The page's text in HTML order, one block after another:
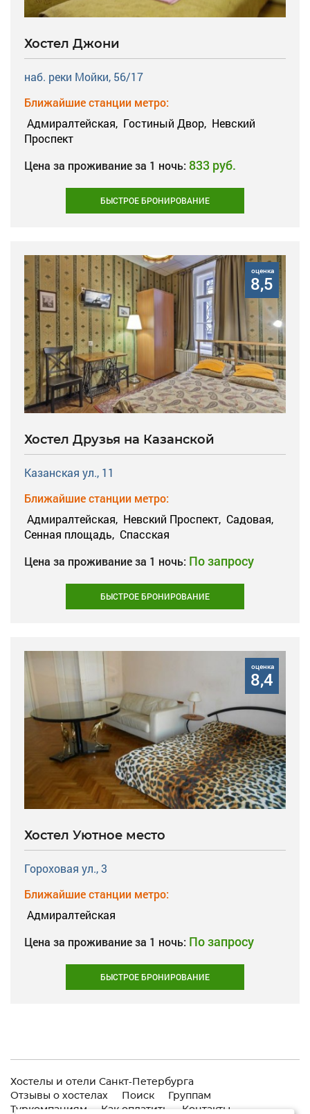
Хостел Джони
наб. реки Мойки, 56/17
Ближайшие станции метро:
Адмиралтейская, Гостиный Двор, Невский
Проспект
Цена за проживание за 1 ночь: 833 руб.
БЫСТРОЕ БРОНИРОВАНИЕ
оценка
8,5
Хостел Друзья на Казанской
Казанская ул., 11
Ближайшие станции метро:
Адмиралтейская, Невский Проспект, Садовая,
Сенная площадь, Спасская
Цена за проживание за 1 ночь: По запросу
БЫСТРОЕ БРОНИРОВАНИЕ
оценка
8,4
Хостел Уютное место
Гороховая ул., 3
Ближайшие станции метро:
Адмиралтейская
Цена за проживание за 1 ночь: По запросу
БЫСТРОЕ БРОНИРОВАНИЕ
Хостелы и отели Санкт-Петербурга
Отзывы о хостелах
Поиск
Группам
Туркомпаниям
Как оплатить Контакты